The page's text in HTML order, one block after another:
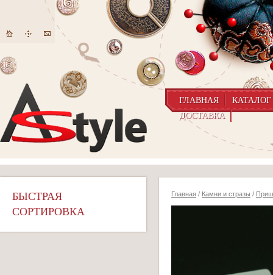
ГЛАВНАЯ
КАТАЛОГ
ДОСТАВКА
БЫСТРАЯ
СОРТИРОВКА
Главная / Камни и стразы /